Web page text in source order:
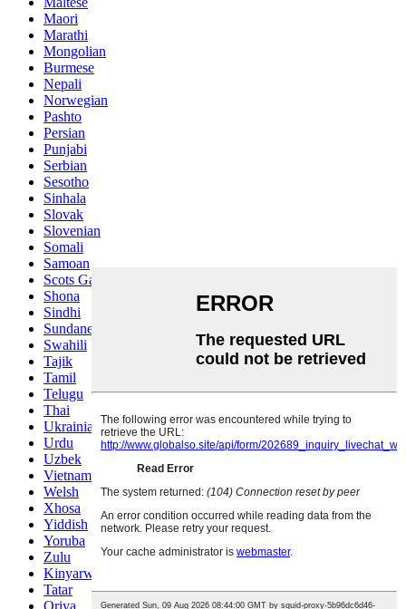
Maori
Marathi
Mongolian
Burmese
Nepali
Norwegian
Pashto
Persian
Punjabi
Serbian
Sesotho
Sinhala
Slovak
Slovenian
Somali
Samoan
Scots Gaelic
Shona
Sindhi
Sundanese
Swahili
Tajik
Tamil
Telugu
Thai
Ukrainian
Urdu
Uzbek
Vietnamese
Welsh
Xhosa
Yiddish
Yoruba
Zulu
Kinyarwanda
Tatar
Oriya